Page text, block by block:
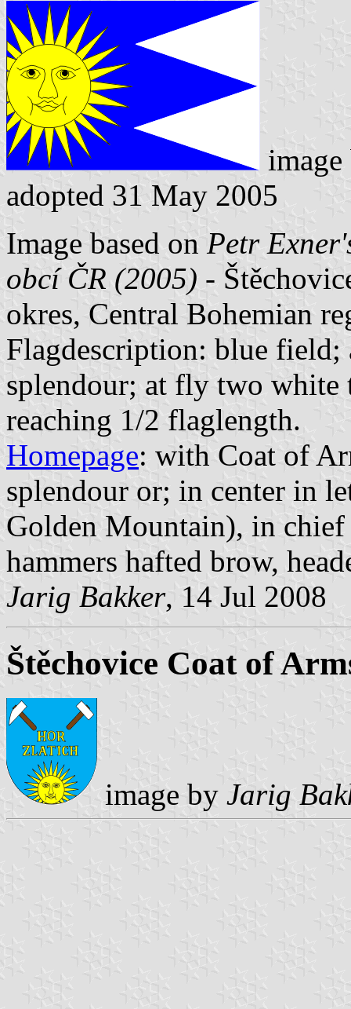
adopted 31 May 2005
Image based on Petr
obcí ČR (2005) -
okres, Central Bohemian
Flagdescription: blue
splendour; at fly two
reaching 1/2 flaglength.
Homepage: with Coat of
splendour or; in center in
Golden Mountain), in
hammers hafted brow,
Jarig Bakker, 14 Jul 2008
Štěchovice Coat of
image by Jarig